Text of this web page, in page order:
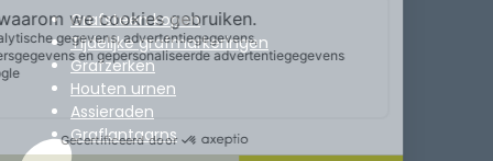
Grafsteen kopen
Tijdelijke grafmarkeringen
Grafzerken
Houten urnen
Assieraden
Graflantaarns